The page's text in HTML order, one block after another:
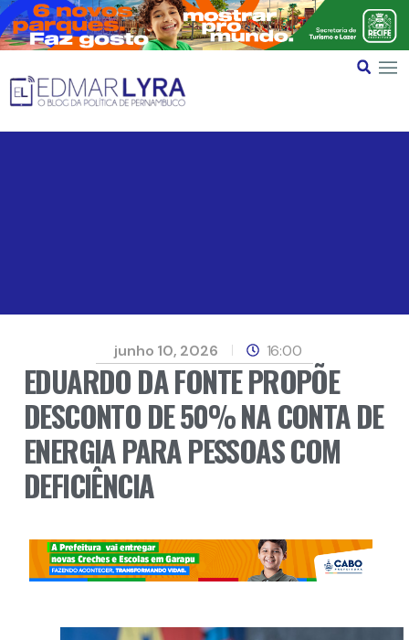
junho 10, 2026 16:00
EDUARDO DA FONTE PROPÕE
DESCONTO DE 50% NA CONTA DE
ENERGIA PARA PESSOAS COM
DEFICIÊNCIA